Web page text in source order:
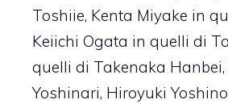
Toshiie, Kenta Miyake in
Keiichi Ogata in quelli di
quelli di Takenaka
Yoshinari, Hiroyuki